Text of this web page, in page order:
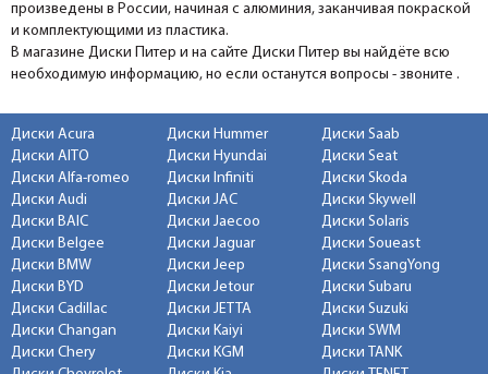
произведены в России, начиная с алюминия, заканчивая покраской
и комплектующими из пластика.
В магазине Диски Питер и на сайте Диски Питер вы найдёте всю
необходимую информацию, но если останутся вопросы - звоните .
Диски Acura
Диски AITO
Диски Alfa-romeo
Диски Audi
Диски BAIC
Диски Belgee
Диски BMW
Диски BYD
Диски Cadillac
Диски Changan
Диски Chery
Диски Hummer
Диски Hyundai
Диски Infiniti
Диски JAC
Диски Jaecoo
Диски Jaguar
Диски Jeep
Диски Jetour
Диски JETTA
Диски Kaiyi
Диски KGM
Диски Saab
Диски Seat
Диски Skoda
Диски Skywell
Диски Solaris
Диски Soueast
Диски SsangYong
Диски Subaru
Диски Suzuki
Диски SWM
Диски TANK